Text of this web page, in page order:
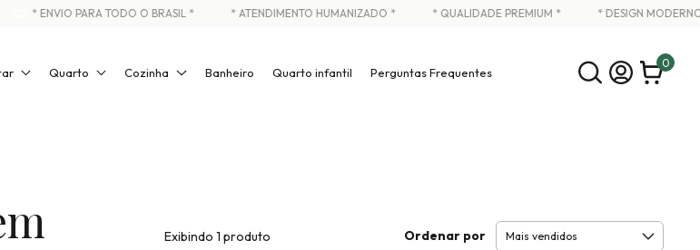
* ENVIO PARA TODO O BRASIL * * ATENDIMENTO HUMANIZADO * * QUALIDADE PREMIUM * * DESIGN MODERNO *
Quarto Cozinha Banheiro Quarto infantil Perguntas Frequentes
0
Exibindo 1 produto Ordenar por